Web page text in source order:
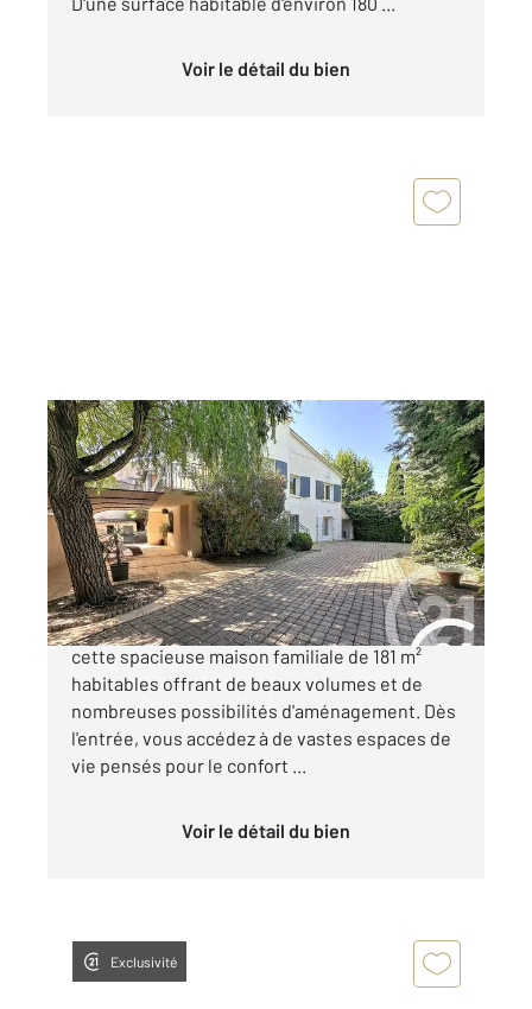
Voir le détail du bien
CAVAILLON 84
250 m2, 6 pièces
Ref : 3267
Maison à vendre
317 000 €
CAVAILLON - Au cœur de la ville, découvrez
cette spacieuse maison familiale de 181 m²
habitables offrant de beaux volumes et de
nombreuses possibilités d'aménagement. Dès
l'entrée, vous accédez à de vastes espaces de
vie pensés pour le confort ...
Voir le détail du bien
Exclusivité